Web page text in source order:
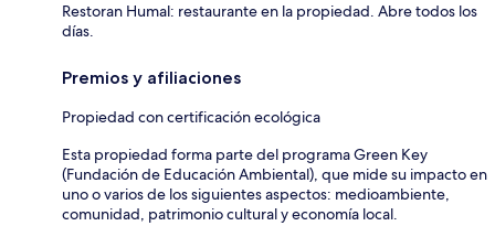
Restoran Humal: restaurante en la propiedad. Abre todos los
días.
Premios y afiliaciones
Propiedad con certificación ecológica
Esta propiedad forma parte del programa Green Key
(Fundación de Educación Ambiental), que mide su impacto en
uno o varios de los siguientes aspectos: medioambiente,
comunidad, patrimonio cultural y economía local.